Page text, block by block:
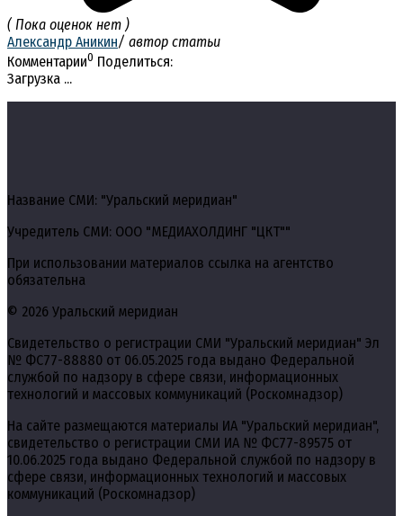
( Пока оценок нет )
Александр Аникин/ автор статьи
Комментарии0 Поделиться:
Загрузка ...
Название СМИ: "Уральский меридиан"
Учредитель СМИ: ООО "МЕДИАХОЛДИНГ "ЦКТ""
При использовании материалов ссылка на агентство
обязательна
© 2026 Уральский меридиан
Свидетельство о регистрации СМИ "Уральский меридиан" Эл
№ ФС77-88880 от 06.05.2025 года выдано Федеральной
службой по надзору в сфере связи, информационных
технологий и массовых коммуникаций (Роскомнадзор)
На сайте размещаются материалы ИА "Уральский меридиан",
свидетельство о регистрации СМИ ИА № ФС77-89575 от
10.06.2025 года выдано Федеральной службой по надзору в
сфере связи, информационных технологий и массовых
коммуникаций (Роскомнадзор)